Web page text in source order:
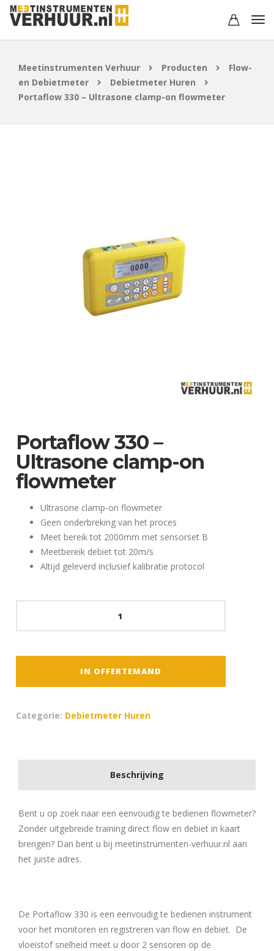
Meetinstrumenten Verhuur Producten
Flow-
en Debietmeter
Debietmeter Huren
Portaflow 330 – Ultrasone clamp-on flowmeter
Portaflow 330 –
Ultrasone clamp-on
flowmeter
Ultrasone clamp-on flowmeter
Geen onderbreking van het proces
Meet bereik tot 2000mm met sensorset B
Meetbereik debiet tot 20m/s
Altijd geleverd inclusief kalibratie protocol
IN OFFERTEMAND
Categorie: Debietmeter Huren
Beschrijving
Bent u op zoek naar een eenvoudig te bedienen flowmeter?
Zonder uitgebreide training direct flow en debiet in kaart
brengen? Dan bent u bij meetinstrumenten-verhuur.nl aan
het juiste adres.
De Portaflow 330 is een eenvoudig te bedienen instrument
voor het monitoren en registreren van flow en debiet. De
vloeistof snelheid meet u door 2 sensoren op de